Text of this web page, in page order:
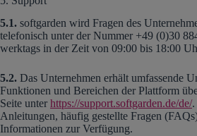
5.1. softgarden wird Fragen des
telefonisch unter der Nummer +49 (0)30
werktags in der Zeit von 09:00 bis 18:00
5.2. Das Unternehmen erhält umfassende
Funktionen und Bereichen der Plattform
Seite unter https://support.softgarden.de/de/.
Anleitungen, häufig gestellte Fragen
Informationen zur Verfügung.